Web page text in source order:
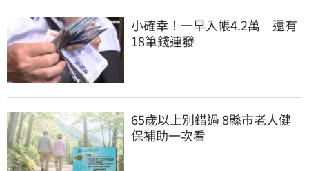
小確幸！一早入帳4.2萬　還有
18筆錢連發
65歲以上別錯過 8縣市老人健
保補助一次看